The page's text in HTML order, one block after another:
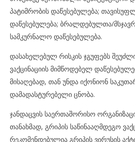
პატიმრობის დაწესებულება;
დაწესებულება; ბრალდებულთა/
სამკურნალო დაწესებულება.
დასახელებულ რისკის ჯგუფებს
ვაქცინაციის მიმწოდებელ
მისაღებად, თან უნდა იქონიონ
დამადასტურებელი ცნობა.
ჯანდაცვის საერთაშორისო
თანახმად, გრიპის საწინააღმდეგო
რეკომენდებულია გრიპის ვირუსის